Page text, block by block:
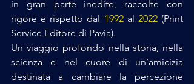
in gran parte inedite, raccolte con
rigore e rispetto dal
1992 al 2022 (Print
Service Editore di Pavia).
Un viaggio profondo nella storia, nella
scienza e nel cuore di un’amicizia
destinata a cambiare la percezione